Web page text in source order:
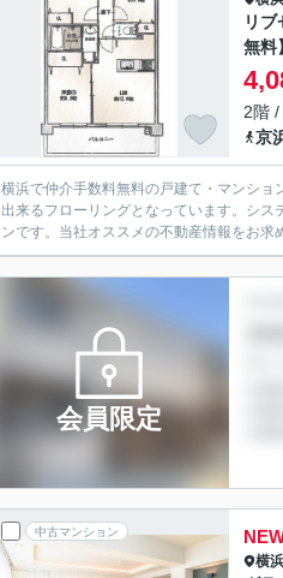
リ
無料
2階
京
横浜で仲介手数料無料の戸建て・マンシ
出来るフローリングとなっています。シス
ンです。当社オススメの不動産情報をお
会員限定
中古マンション
横